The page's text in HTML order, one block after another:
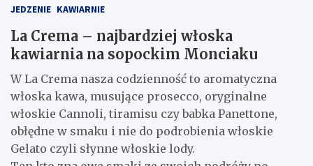
JEDZENIE KAWIARNIE
La Crema – najbardziej włoska
kawiarnia na sopockim Monciaku
W La Crema nasza codzienność to aromatyczna
włoska kawa, musujące prosecco, oryginalne
włoskie Cannoli, tiramisu czy babka Panettone,
obłędne w smaku i nie do podrobienia włoskie
Gelato czyli słynne włoskie lody.